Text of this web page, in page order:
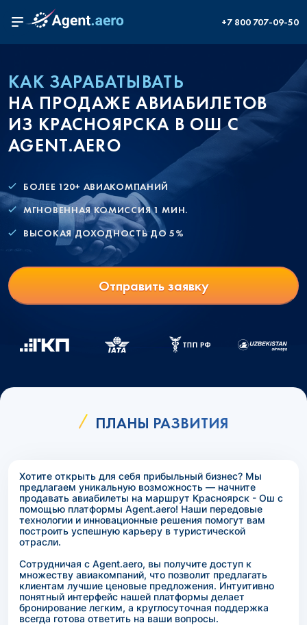
+7 800 707-09-50
КАК ЗАРАБАТЫВАТЬ
НА ПРОДАЖЕ АВИАБИЛЕТОВ
ИЗ КРАСНОЯРСКА В ОШ С
AGENT.AERO
БОЛЕЕ 120+ АВИАКОМПАНИЙ
МГНОВЕННАЯ КОМИССИЯ 1 МИН.
ВЫСОКАЯ ДОХОДНОСТЬ ДО 5%
Отправить заявку
ПЛАНЫ РАЗВИТИЯ
Хотите открыть для себя прибыльный бизнес? Мы
предлагаем уникальную возможность — начните
продавать авиабилеты на маршрут Красноярск - Ош с
помощью платформы Agent.aero! Наши передовые
технологии и инновационные решения помогут вам
построить успешную карьеру в туристической
отрасли.
Сотрудничая с Agent.aero, вы получите доступ к
множеству авиакомпаний, что позволит предлагать
клиентам лучшие ценовые предложения. Интуитивно
понятный интерфейс нашей платформы делает
бронирование легким, а круглосуточная поддержка
всегда готова ответить на ваши вопросы.